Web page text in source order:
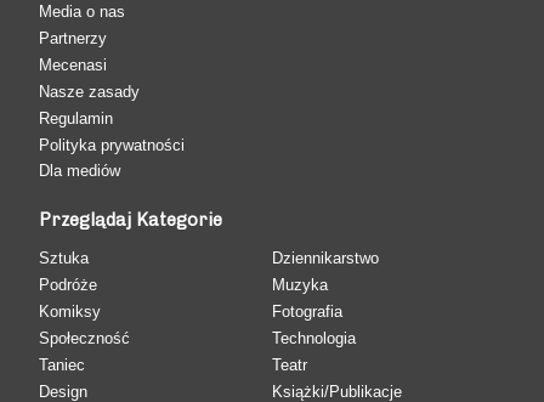
Media o nas
Partnerzy
Mecenasi
Nasze zasady
Regulamin
Polityka prywatności
Dla mediów
Przeglądaj Kategorie
Sztuka
Podróże
Komiksy
Społeczność
Taniec
Design
Dziennikarstwo
Muzyka
Fotografia
Technologia
Teatr
Książki/Publikacje